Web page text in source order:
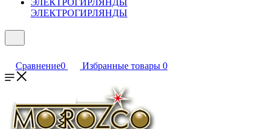
ЭЛЕКТРОГИРЛЯНДЫ
Сравнение0 Избранные товары 0